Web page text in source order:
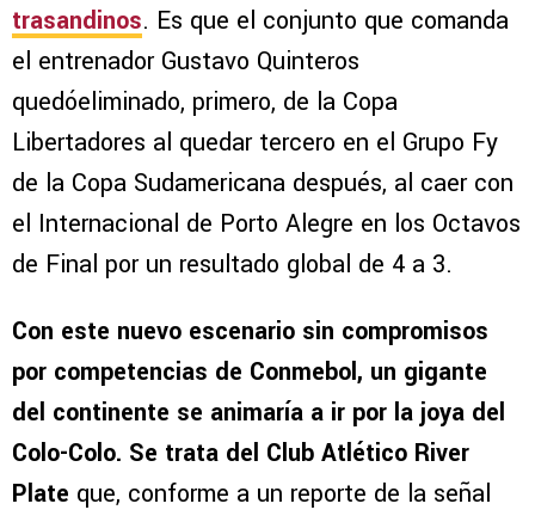
trasandinos. Es que el conjunto que comanda
el entrenador Gustavo Quinteros
quedóeliminado, primero, de la Copa
Libertadores al quedar tercero en el Grupo Fy
de la Copa Sudamericana después, al caer con
el Internacional de Porto Alegre en los Octavos
de Final por un resultado global de 4 a 3.
Con este nuevo escenario sin compromisos
por competencias de Conmebol, un gigante
del continente se animaría a ir por la joya del
Colo-Colo. Se trata del Club Atlético River
Plate que, conforme a un reporte de la señal